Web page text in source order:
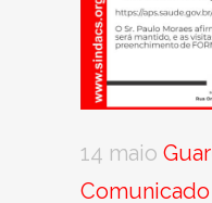
14 maio
Comunicado